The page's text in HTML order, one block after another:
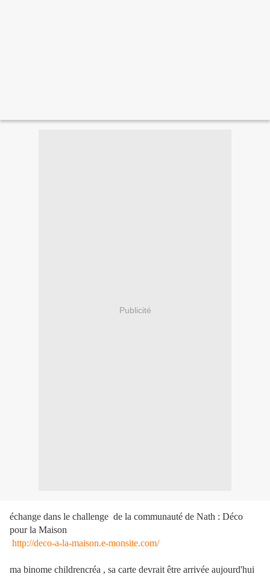
Publicité
échange dans le challenge de la communauté de Nath : Déco
pour la Maison
http://deco-a-la-maison.e-monsite.com/
ma binome childrencréa , sa carte devrait être arrivée aujourd'hui